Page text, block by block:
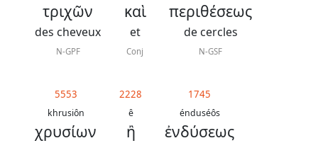
τριχῶν
des cheveux
N-GPF
καὶ
et
Conj
περιθέσεως
de cercles
N-GSF
5553
khrusiôn
χρυσίων
2228
ê
ἢ
1745
énduséôs
ἐνδύσεως